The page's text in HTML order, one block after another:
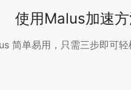
使用Malus加速
简单易用，只需三步即可